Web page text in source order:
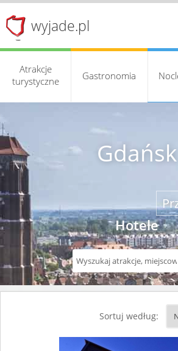
wyjade.pl
Atrakcje
turystyczne
Gastronomia
Gdańsk
Hotele
Sortuj według: